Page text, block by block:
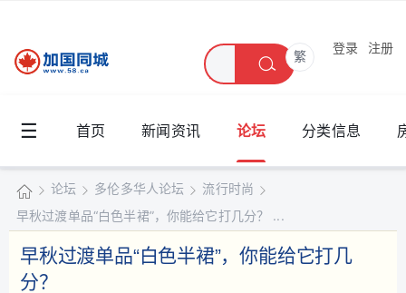
繁
登录 注册
☰ 首页 新闻资讯 论坛 分类信息
加
国
同
»
论坛
›
多伦多华人论坛 流行时尚
›
早秋过渡单品“白色半裙”，你能给它打几分？ ...
早秋过渡单品“白色半裙”，你能给它打几
分？